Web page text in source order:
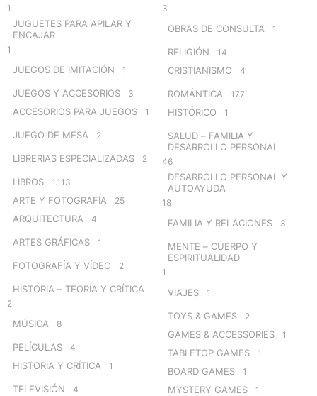
1
JUGUETES PARA APILAR Y
ENCAJAR
1
JUEGOS DE IMITACIÓN 1
JUEGOS Y ACCESORIOS 3
ACCESORIOS PARA JUEGOS 1
JUEGO DE MESA 2
LIBRERIAS ESPECIALIZADAS 2
LIBROS 1.113
ARTE Y FOTOGRAFÍA 25
ARQUITECTURA 4
ARTES GRÁFICAS 1
FOTOGRAFÍA Y VÍDEO 2
HISTORIA – TEORÍA Y CRÍTICA
2
MÚSICA 8
PELÍCULAS 4
HISTORIA Y CRÍTICA 1
TELEVISIÓN 4
3
OBRAS DE CONSULTA 1
RELIGIÓN 14
CRISTIANISMO 4
ROMÁNTICA 177
HISTÓRICO 1
SALUD – FAMILIA Y
DESARROLLO PERSONAL
46
DESARROLLO PERSONAL Y
AUTOAYUDA
18
FAMILIA Y RELACIONES 3
MENTE – CUERPO Y
ESPIRITUALIDAD
1
VIAJES 1
TOYS & GAMES 2
GAMES & ACCESSORIES 1
TABLETOP GAMES 1
BOARD GAMES 1
MYSTERY GAMES 1